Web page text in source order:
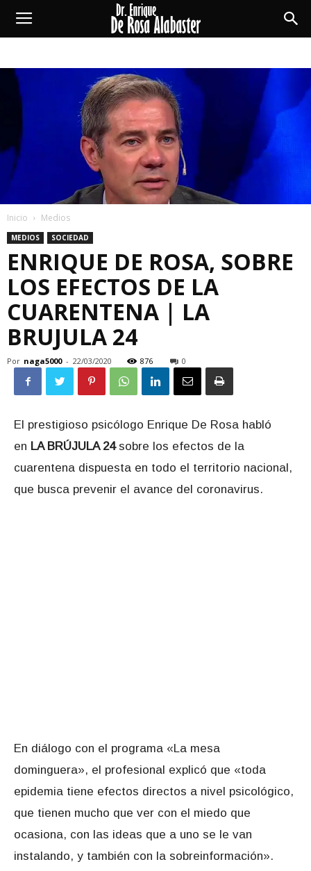
Enrique
Rosa
Inicio Medios
MEDIOS SOCIEDAD
ENRIQUE DE ROSA, SOBRE
LOS EFECTOS DE LA
CUARENTENA | LA
BRUJULA 24
Por naga5000 - 22/03/2020 876 0
El prestigioso psicólogo Enrique De Rosa habló
en LA BRÚJULA 24 sobre los efectos de la
cuarentena dispuesta en todo el territorio nacional,
que busca prevenir el avance del coronavirus.
En diálogo con el programa «La mesa
dominguera», el profesional explicó que «toda
epidemia tiene efectos directos a nivel psicológico,
que tienen mucho que ver con el miedo que
ocasiona, con las ideas que a uno se le van
instalando, y también con la sobreinformación».